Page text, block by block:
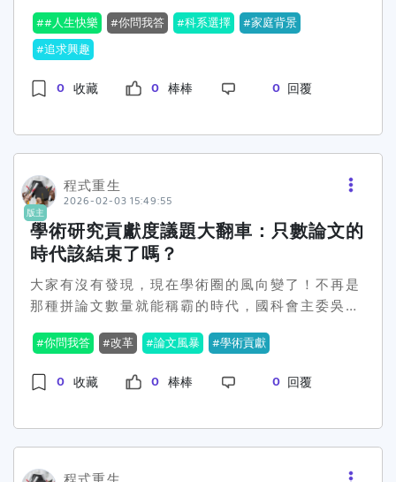
術可以解決產業問題，那才是真正的貢獻！值得注
意的是，有學界人士指出，目前多數升等制度裡量
化指標仍佔主流，未來若真如國科會所言推行，執
行層面的效果將成為考驗。想想看，教授們能不能
跳脫「數量」牢籠，真正推動質的革命，也許還需
學界能否撕下數字化、走向貢獻導向的創新之路
迎留言討論！ 🔥 #學術改革 #貢獻度 #論文數量 #
台灣教育
章，引發了超熱烈的討論！🔥這位網友在Dcard上
訴說他的困惑，似乎不論選擇醫學、電資還是法
少人開始思考：真的有什麼科系是畢業後能讓人最
「家庭背景」才是影響快樂的重要因素。「投胎要
投得好」、「家裡有礦的畢業後回家接班，超爽」
這些留言話題，讓許多人捧腹大笑之餘也不禁感
慨。對啊，大家都說家裡有錢才是快樂的必要條
件，難道我們的努力只能這樣嗎？😟💸但也有另一
派的觀點直指「興趣」和「適合的工作」才是王
道。不少網友分享自己的故事，有人進一步表示
「找到自己的興趣和適合的工作後才過得充實」，
甚至鼓勵大家去追尋真心喜歡的事。🌟反觀那些被
能讓人生變得更美好。這對許多準大學生來說，無
持續快樂的，還是那份來自內心的平靜與滿足。所
是興趣還是背景？或是說，能讓我們真心滿足的，
要不要先清楚自己的心要什麼？❤️
#人生快樂 你問我答 科系選擇
家庭背景
追求興趣
0 收藏 0 棒棒 0 回覆
版主
程式重生
2026-02-03 15:49:55
學術研究貢獻度議題大翻車：只數論文的
時代該結束了嗎？
大家有沒有發現，現在學術圈的風向變了！不再是
那種拼論文數量就能稱霸的時代，國科會主委吳誠
度」才是未來的重點。他強調，不能只看那幾篇論
文，真正要重視的，應該是研究對社會和產業的影
響。這消息一出，一些人覺得這是早該改革的方
等於學術成就嗎？這背後的爭議其實不小。雖然教
但問題來了，怎麼衡量「貢獻度」這種難量化的東
你問我答 改革 論文風暴 學術貢獻
0 收藏 0 棒棒 0 回覆